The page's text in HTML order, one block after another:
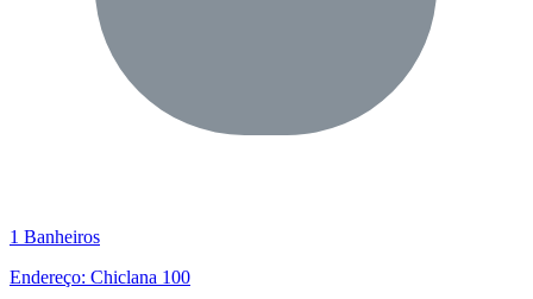
1 Banheiros
Endereço: Chiclana 100